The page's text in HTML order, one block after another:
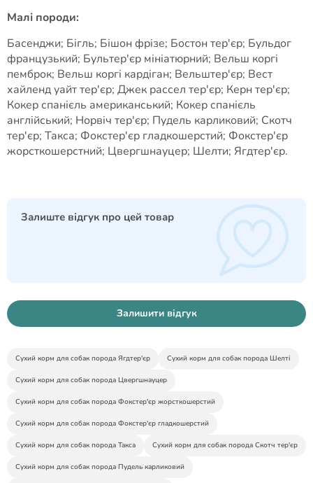
Малі породи:
Басенджи; Бігль; Бішон фрізе; Бостон тер'єр; Бульдог
французький; Бультер'єр мініатюрний; Вельш коргі
пемброк; Вельш коргі кардіган; Вельштер'єр; Вест
хайленд уайт тер'єр; Джек рассел тер'єр; Керн тер'єр;
Кокер спанієль американський; Кокер спанієль
англійський; Норвіч тер'єр; Пудель карликовий; Скотч
тер'єр; Такса; Фокстер'єр гладкошерстий; Фокстер'єр
жорсткошерстний; Цвергшнауцер; Шелти; Ягдтер'єр.
Залиште відгук про цей товар
Залишити відгук
Сухий корм для собак порода Ягдтер'єр Сухий корм для собак порода Шелті
Сухий корм для собак порода Цвергшнауцер
Сухий корм для собак порода Фокстер'єр жорсткошерстий
Сухий корм для собак порода Фокстер'єр гладкошерстий
Сухий корм для собак порода Такса Сухий корм для собак порода Скотч тер'єр
Сухий корм для собак порода Пудель карликовий